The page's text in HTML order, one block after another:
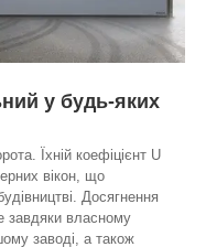
у будь-яких
Їхній коефіцієнт U
вікон, що
Досягнення
завдяки власному
заводі, а також